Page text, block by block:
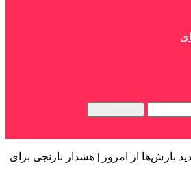
بارش‌ها از امروز | هشدار نارنجی برای